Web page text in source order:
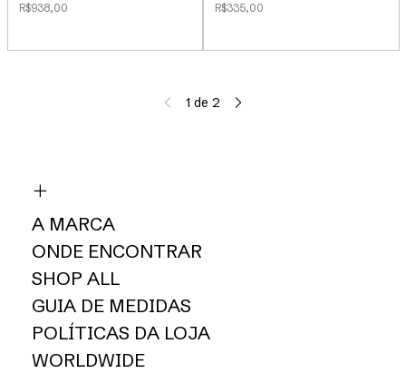
R$938,00
R$335,00
1 de 2
A MARCA
ONDE ENCONTRAR
SHOP ALL
GUIA DE MEDIDAS
POLÍTICAS DA LOJA
WORLDWIDE